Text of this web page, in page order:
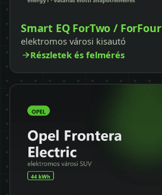
Smart EQ ForTwo / ForFour
elektromos városi kisautó
Részletek és felmérés